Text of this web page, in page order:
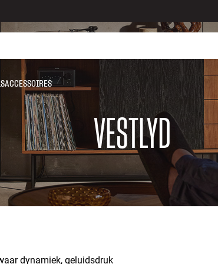
ACCESSOIRES
VESTLYD
dynamiek, geluidsdruk